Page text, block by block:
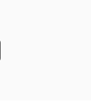
Visible